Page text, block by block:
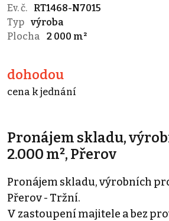
Ev. č.
RT1468-N7015
Typ výroba
Plocha
2 000 m²
dohodou
cena k jednání
Pronájem skladu,
2.000 m², Přerov
Pronájem skladu, výrobních
Přerov - Tržní.
V zastoupení majitele a bez